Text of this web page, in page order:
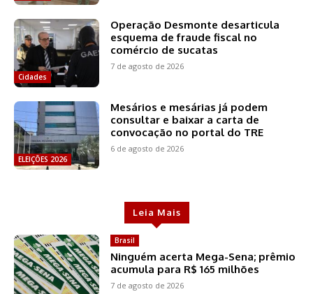
Cidades
Operação Desmonte desarticula
esquema de fraude fiscal no
comércio de sucatas
7 de agosto de 2026
ELEIÇÕES 2026
Mesários e mesárias já podem
consultar e baixar a carta de
convocação no portal do TRE
6 de agosto de 2026
Leia Mais
Brasil
Ninguém acerta Mega-Sena; prêmio
acumula para R$ 165 milhões
7 de agosto de 2026